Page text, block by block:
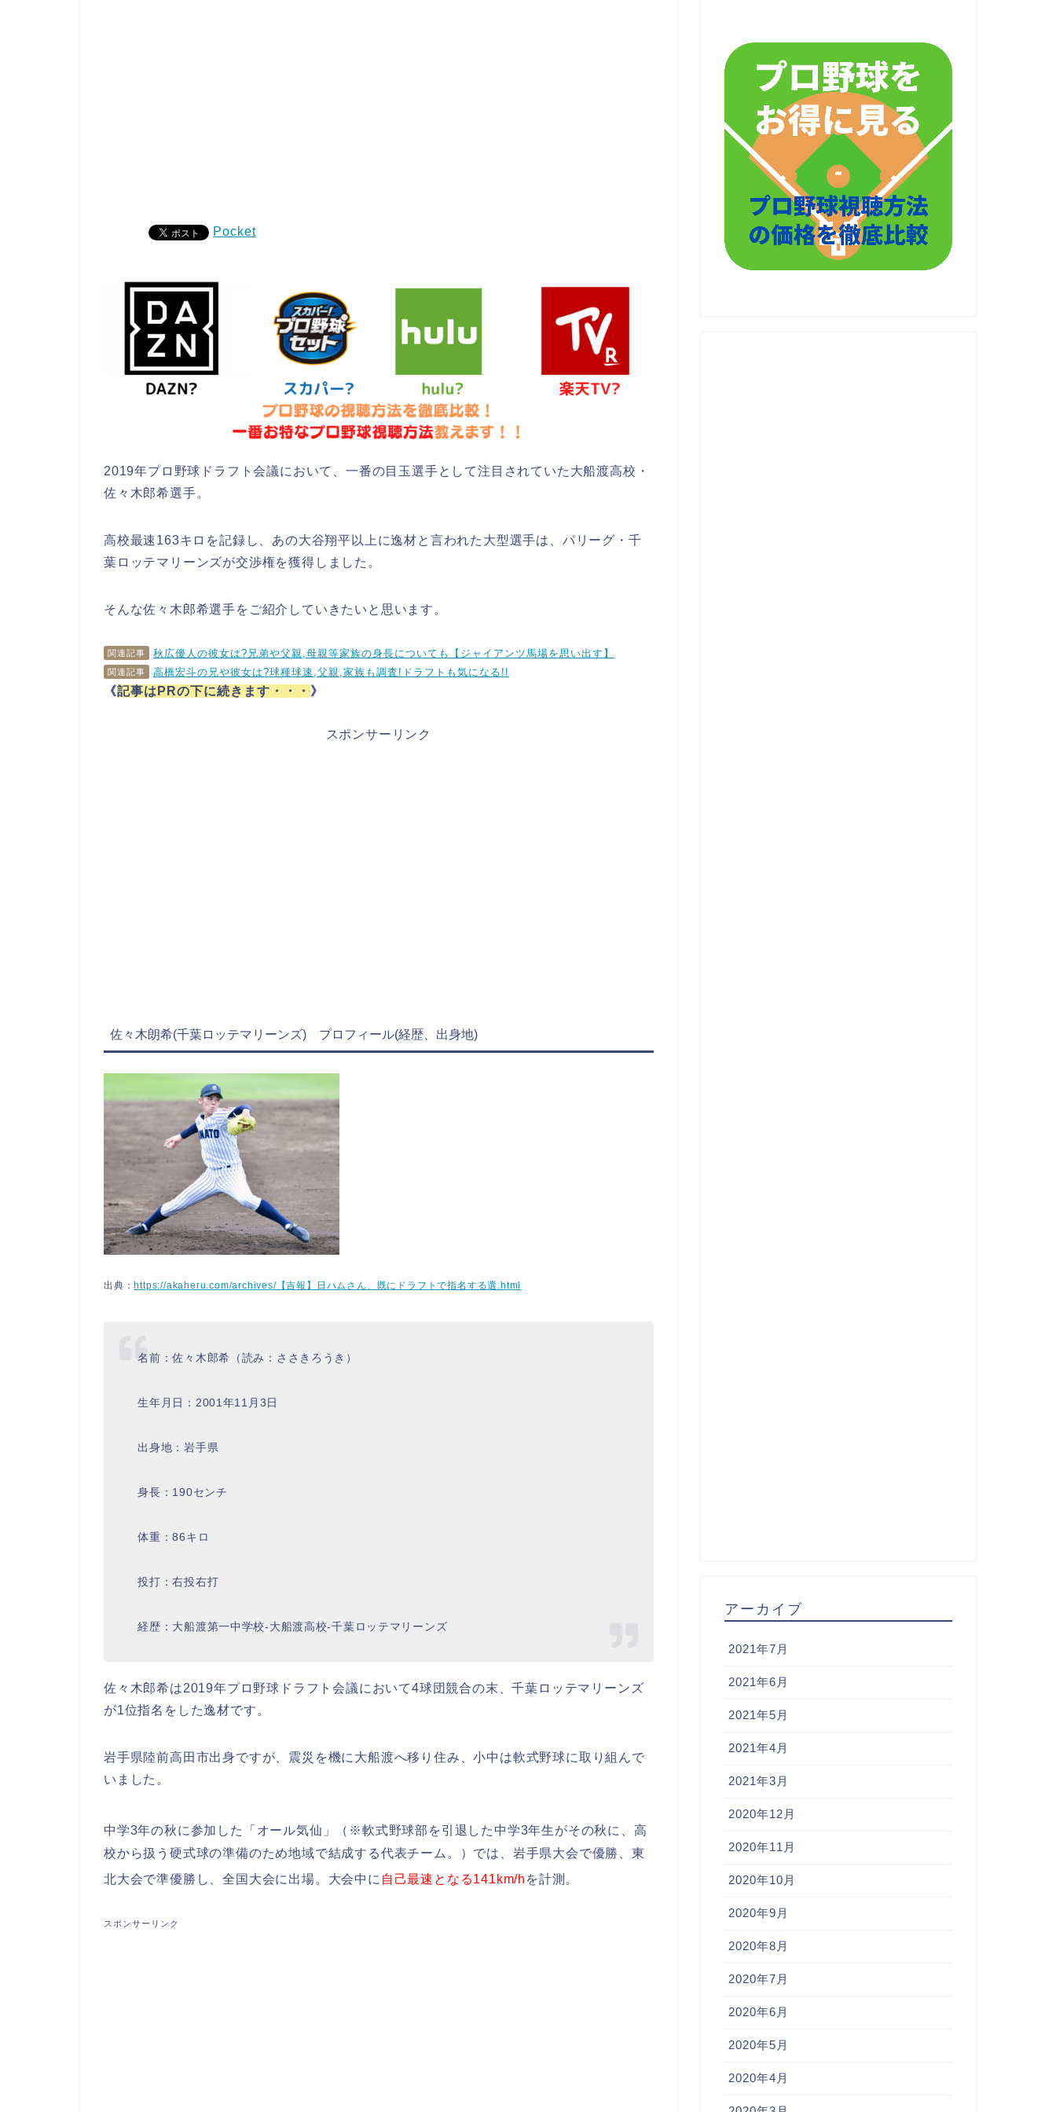
Pocket
2019年プロ野球ドラフト会議において、一番の目玉選手として注目されていた大船渡高校・
佐々木郎希選手。
高校最速163キロを記録し、あの大谷翔平以上に逸材と言われた大型選手は、パリーグ・千
葉ロッテマリーンズが交渉権を獲得しました。
そんな佐々木郎希選手をご紹介していきたいと思います。
関連記事 秋広優人の彼女は?兄弟や父親,母親等家族の身長についても【ジャイアンツ馬場を思い出す】
関連記事 高橋宏斗の兄や彼女は?球種球速,父親,家族も調査!ドラフトも気になる!!
《記事はPRの下に続きます・・・ 》
スポンサーリンク
佐々木朗希(千葉ロッテマリーンズ) プロフィール(経歴、出身地)
出典：https://akaheru.com/archives/【吉報】日ハムさん、既にドラフトで指名する選.html
名前：佐々木郎希（読み：ささきろうき）
生年月日：2001年11月3日
出身地：岩手県
身長：190センチ
体重：86キロ
投打：右投右打
経歴：大船渡第一中学校-大船渡高校-千葉ロッテマリーンズ
佐々木郎希は2019年プロ野球ドラフト会議において4球団競合の末、千葉ロッテマリーンズ
が1位指名をした逸材です。
岩手県陸前高田市出身ですが、震災を機に大船渡へ移り住み、小中は軟式野球に取り組んで
いました。
中学3年の秋に参加した「オール気仙 」（※軟式野球部を引退した中学3年生がその秋に、高
校から扱う硬式球の準備のため地域で結成する代表チーム。）では、岩手県大会で優勝、東
北大会で準優勝し、全国大会に出場。大会中に 自己最速となる141km/h を計測。
スポンサーリンク
アーカイブ
2021年7月
2021年6月
2021年5月
2021年4月
2021年3月
2020年12月
2020年11月
2020年10月
2020年9月
2020年8月
2020年7月
2020年6月
2020年5月
2020年4月